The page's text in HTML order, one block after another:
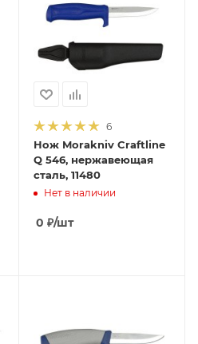
6
Нож Morakniv Craftline
Q 546, нержавеющая
сталь, 11480
Нет в наличии
0 ₽/шт